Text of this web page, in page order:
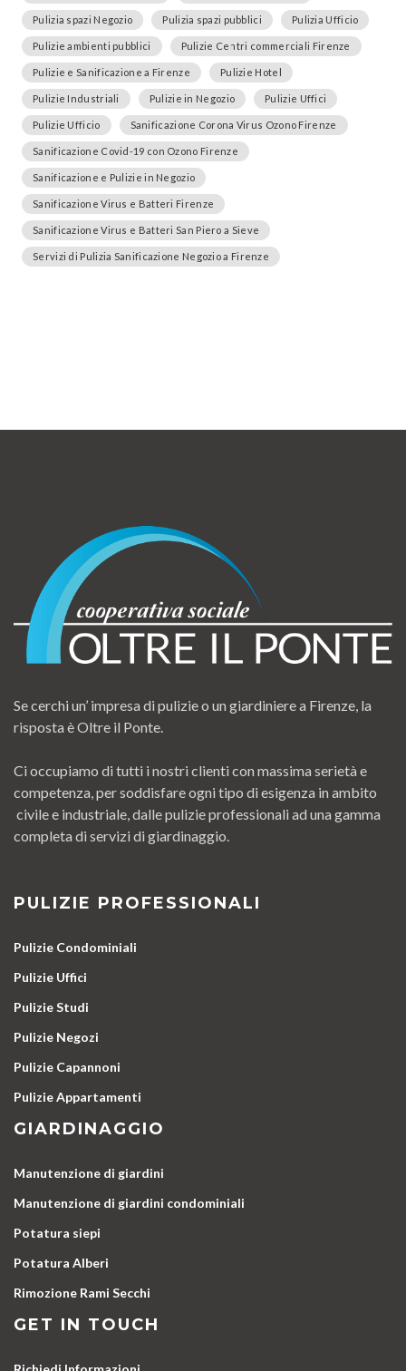
Pulizia spazi Negozio Pulizia spazi pubblici Pulizia Ufficio
Pulizie ambienti pubblici Pulizie Centri commerciali Firenze
Pulizie e Sanificazione a Firenze Pulizie Hotel
Pulizie Industriali Pulizie in Negozio Pulizie Uffici
Pulizie Ufficio Sanificazione Corona Virus Ozono Firenze
Sanificazione Covid-19 con Ozono Firenze
Sanificazione e Pulizie in Negozio
Sanificazione Virus e Batteri Firenze
Sanificazione Virus e Batteri San Piero a Sieve
Servizi di Pulizia Sanificazione Negozio a Firenze
Se cerchi un’ impresa di pulizie o un giardiniere a Firenze, la
risposta è Oltre il Ponte.
Ci occupiamo di tutti i nostri clienti con massima serietà e
competenza, per soddisfare ogni tipo di esigenza in ambito
civile e industriale, dalle pulizie professionali ad una gamma
completa di servizi di giardinaggio.
PULIZIE PROFESSIONALI
Pulizie Condominiali
Pulizie Uffici
Pulizie Studi
Pulizie Negozi
Pulizie Capannoni
Pulizie Appartamenti
GIARDINAGGIO
Manutenzione di giardini
Manutenzione di giardini condominiali
Potatura siepi
Potatura Alberi
Rimozione Rami Secchi
GET IN TOUCH